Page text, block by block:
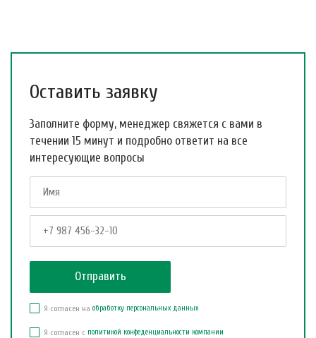
Оставить заявку
Заполните форму, менеджер свяжется с вами в
течении 15 минут и подробно ответит на все
интересующие вопросы
Я согласен на обработку персональных данных
Я согласен с политикой конфеденциальности компании